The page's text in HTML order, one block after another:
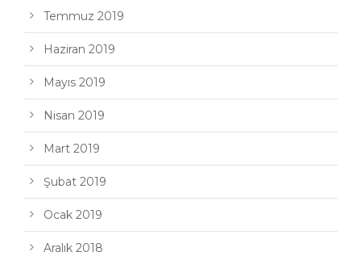
Temmuz 2019
Haziran 2019
Mayıs 2019
Nisan 2019
Mart 2019
Şubat 2019
Ocak 2019
Aralık 2018